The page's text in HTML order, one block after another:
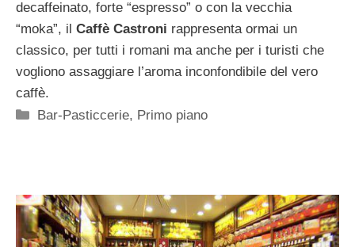
decaffeinato, forte “espresso” o con la vecchia
“moka”, il Caffè Castroni rappresenta ormai un
classico, per tutti i romani ma anche per i turisti che
vogliono assaggiare l’aroma inconfondibile del vero
caffè.
Categorie
Bar-Pasticcerie, Primo piano